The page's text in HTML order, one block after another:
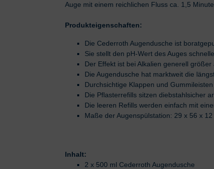
Auge mit einem reichlichen Fluss ca. 1,5
Produkteigenschaften:
Die Cederroth Augendusche ist
Sie stellt den pH-Wert des Auges
Der Effekt ist bei Alkalien generell größer
Die Augendusche hat marktweit die
Durchsichtige Klappen und
Die Pflasterrefills sitzen diebstahlsicher
Die leeren Refills werden einfach mit
Maße der Augenspülstation: 29 x 56 x
Inhalt:
2 x 500 ml Cederroth Augendusche